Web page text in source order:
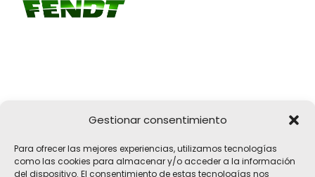
Gestionar consentimiento
Para ofrecer las mejores experiencias, utilizamos tecnologías
como las cookies para almacenar y/o acceder a la información
del dispositivo. El consentimiento de estas tecnologías nos
17183 Vilobí d'Onyar, Girona